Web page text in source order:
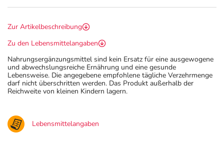
Zur Artikelbeschreibung
Zu den Lebensmittelangaben
Nahrungsergänzungsmittel sind kein Ersatz für eine ausgewogene
und abwechslungsreiche Ernährung und eine gesunde
Lebensweise. Die angegebene empfohlene tägliche Verzehrmenge
darf nicht überschritten werden. Das Produkt außerhalb der
Reichweite von kleinen Kindern lagern.
Lebensmittelangaben